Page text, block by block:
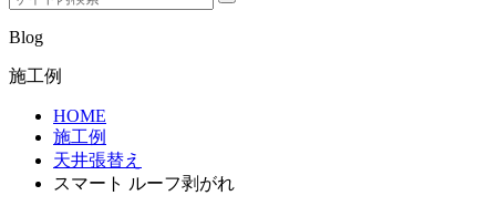
Blog
施工例
HOME
施工例
天井張替え
スマート ルーフ剥がれ